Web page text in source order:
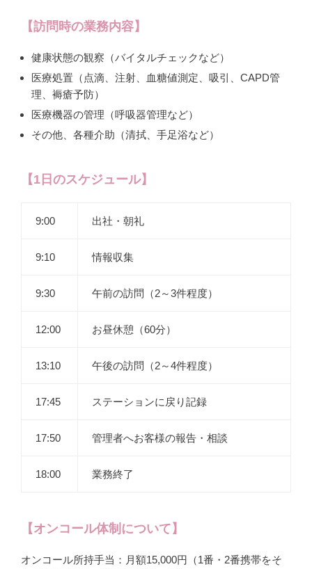
【訪問時の業務内容】
健康状態の観察（バイタルチェックなど）
医療処置（点滴、注射、血糖値測定、吸引、CAPD管
理、褥瘡予防）
医療機器の管理（呼吸器管理など）
その他、各種介助（清拭、手足浴など）
【1日のスケジュール】
9:00 出社・朝礼
9:10 情報収集
9:30 午前の訪問（2～3件程度）
12:00 お昼休憩（60分）
13:10 午後の訪問（2～4件程度）
17:45 ステーションに戻り記録
17:50 管理者へお客様の報告・相談
18:00 業務終了
【オンコール体制について】
オンコール所持手当：月額15,000円（1番・2番携帯をそ